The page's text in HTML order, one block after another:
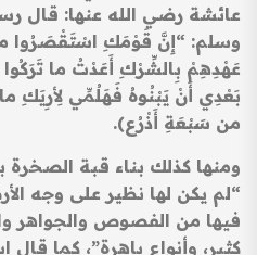
عائشة رضي الله عنها: قال
وسلم: “إِنَّ قَوْمَكِ اسْتَقْصَرُوا من
عَهْدِهِمْ بِالشِّرْكِ أَعَدْتُ ما
بَعْدِي أَنْ يَبْنُوهُ فَهَلُمِّي لأِرِيَكِ ما
من سَبْعَةِ أَذْرُع).
“لم يكن لها نظير على وجه
فيها من الفصوص والجواهر
كثير، وأنواع باهرة”، كما قال